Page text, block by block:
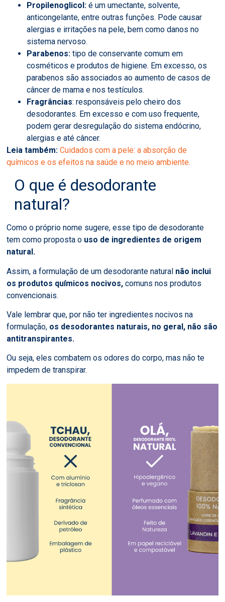
Propilenoglicol: é um umectante, solvente,
anticongelante, entre outras funções. Pode causar
alergias e irritações na pele, bem como danos no
sistema nervoso.
Parabenos: tipo deconservante comum em
cosméticos e produtos de higiene. Em excesso, os
parabenos são associados ao aumento de casos de
câncer de mama e nos testículos.
Fragrâncias: responsáveis pelo cheiro dos
desodorantes. Em excesso e com uso frequente,
podem gerar desregulação do sistema endócrino,
alergias e até câncer.
Leia também:Cuidados com a pele: a absorção de
químicos e os efeitos na saúde e no meio ambiente.
O que é desodorante
natural?
Como o próprio nome sugere, esse tipo de desodorante
tem como proposta o uso de ingredientes de origem
natural.
Assim, a formulação de um desodorante natural não inclui
os produtos químicos nocivos, comuns nos produtos
convencionais.
Vale lembrar que, por não ter ingredientes nocivos na
formulação, os desodorantes naturais, no geral, não são
antitranspirantes.
Ou seja, eles combatem os odores do corpo, mas não te
impedem de transpirar.